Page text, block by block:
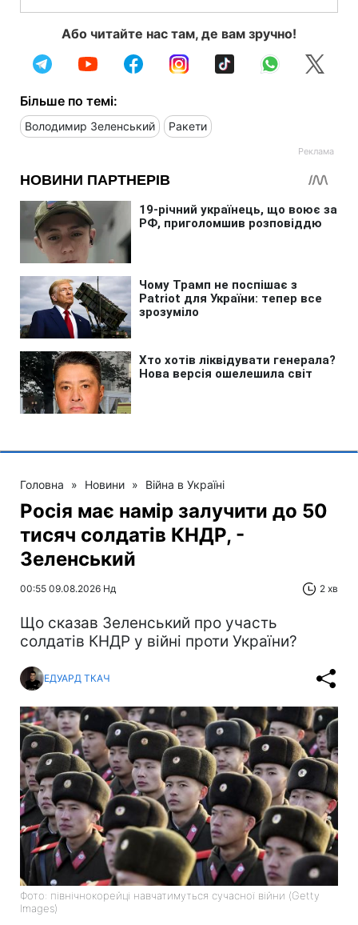
Або читайте нас там, де вам зручно!
Більше по темі:
Володимир Зеленський Ракети
Головна » Новини » Війна в Україні
Росія має намір залучити до 50
тисяч солдатів КНДР, -
Зеленський
00:55 09.08.2026 Нд 2 хв
Що сказав Зеленський про участь
солдатів КНДР у війні проти України?
ЕДУАРД ТКАЧ
Фото: північнокорейці навчатимуться сучасної війни (Getty
Images)